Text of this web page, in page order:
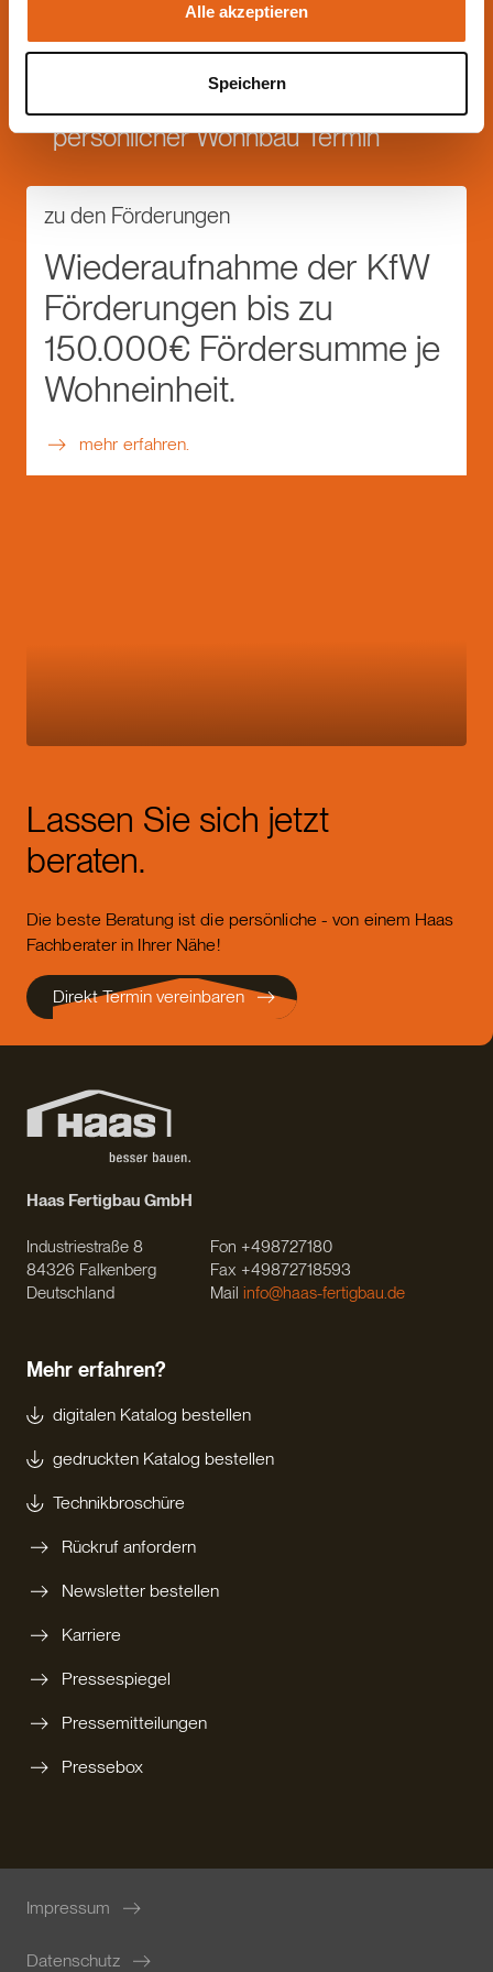
Alle akzeptieren
Speichern
persönlicher Wohnbau Termin
zu den Förderungen
Wiederaufnahme der KfW
Förderungen bis zu
150.000€ Fördersumme je
Wohneinheit.
mehr erfahren.
Lassen Sie sich jetzt
beraten.
Die beste Beratung ist die persönliche - von einem Haas
Fachberater in Ihrer Nähe!
Direkt Termin vereinbaren
Haas Fertigbau GmbH
Industriestraße 8
84326 Falkenberg
Deutschland
Fon +498727180
Fax +49872718593
Mail info@haas-fertigbau.de
Mehr erfahren?
digitalen Katalog bestellen
gedruckten Katalog bestellen
Technikbroschüre
Rückruf anfordern
Newsletter bestellen
Karriere
Pressespiegel
Pressemitteilungen
Pressebox
Impressum
Datenschutz